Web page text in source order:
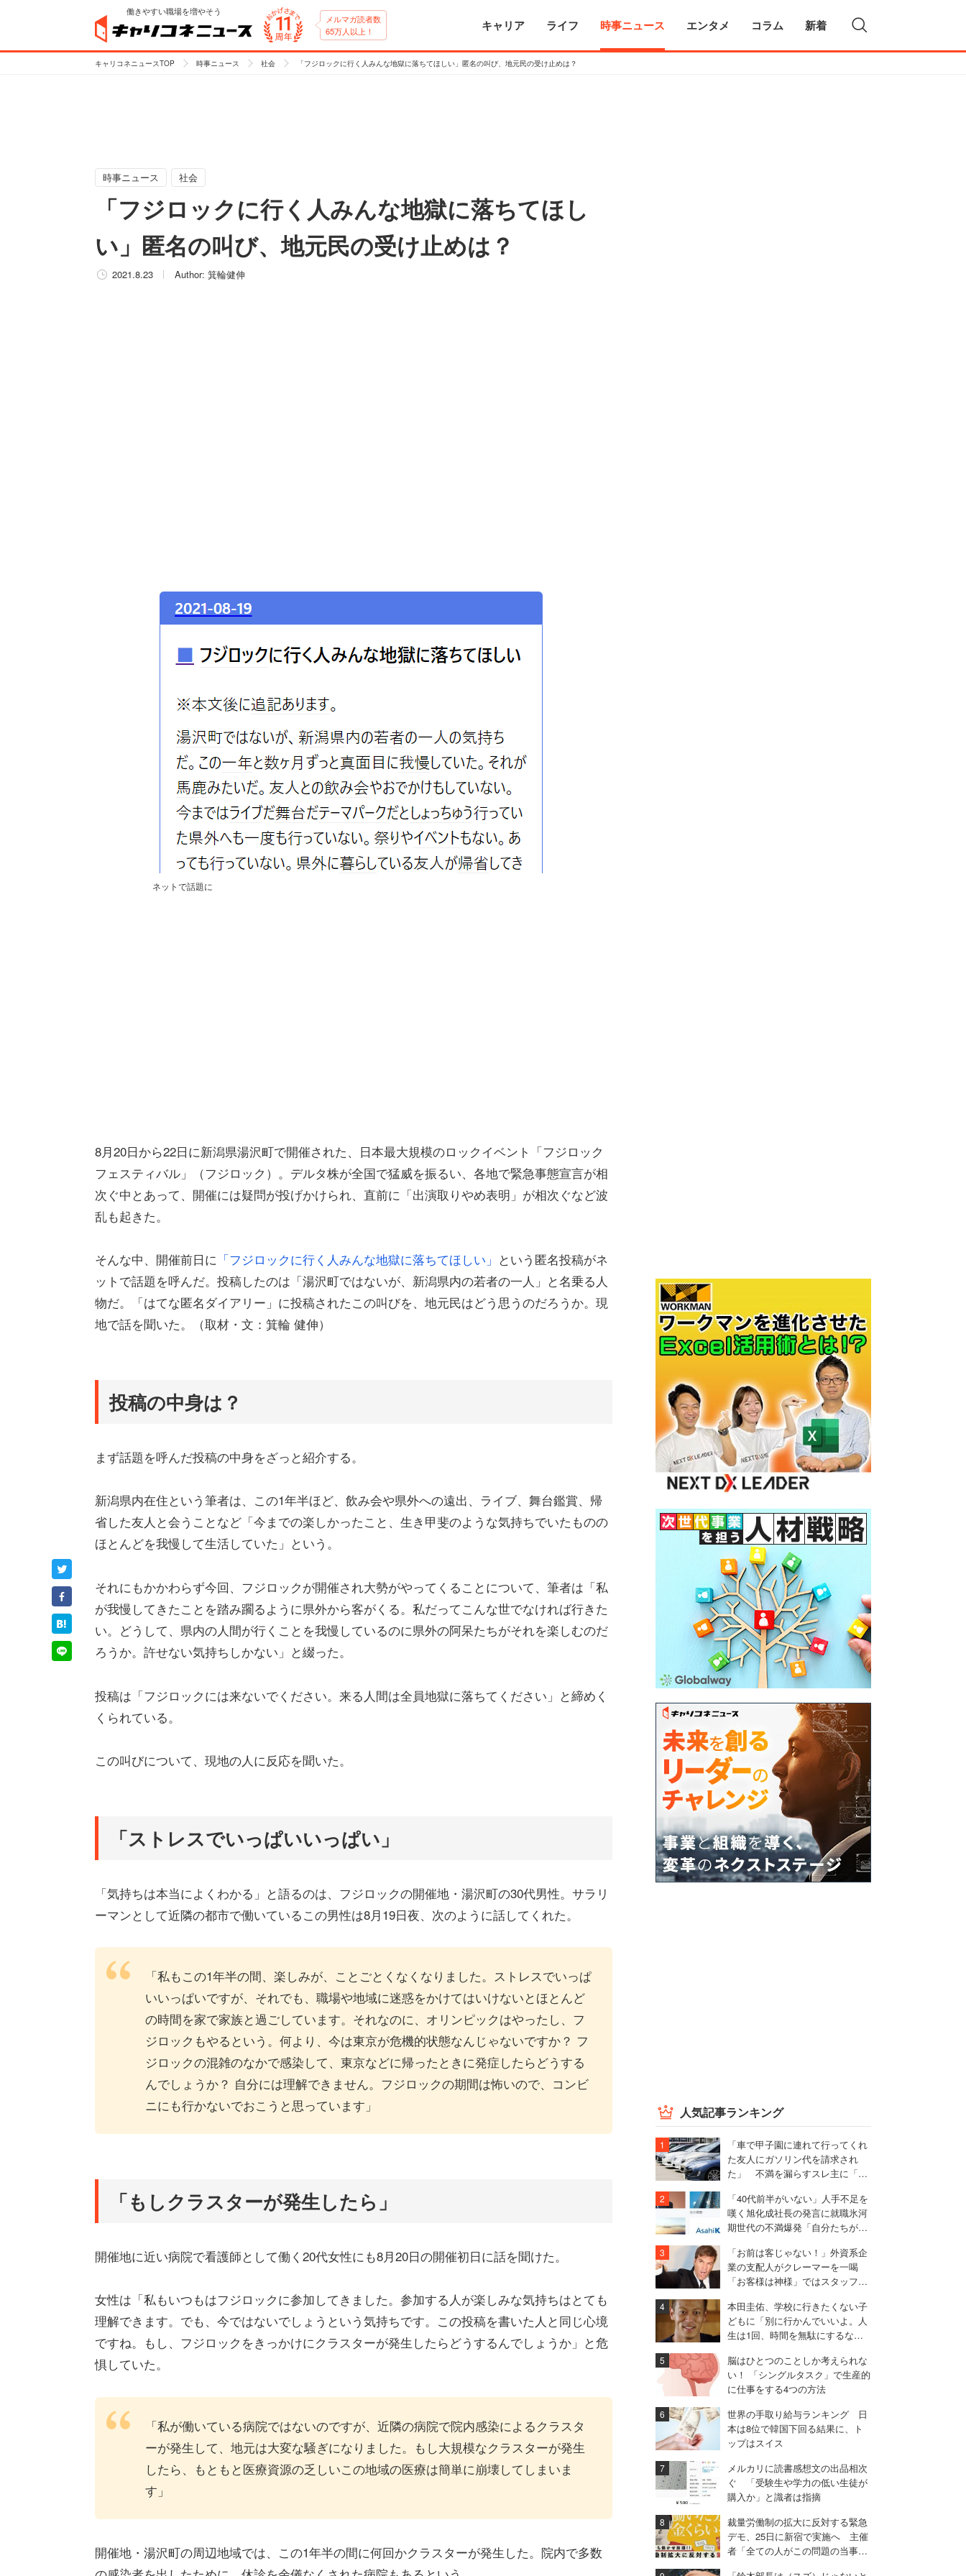
働きやすい職場を増やそう
メルマガ読者数
65万人以上！
キャリア ライフ 時事ニュース エンタメ コラム 新着
キャリコネニュースTOP 時事ニュース 社会 「フジロックに行く人みんな地獄に落ちてほしい」匿名の叫び、地元民の受け止めは？
時事ニュース 社会
「フジロックに行く人みんな地獄に落ちてほし
い」匿名の叫び、地元民の受け止めは？
2021.8.23 Author: 箕輪健伸
ネットで話題に
8月20日から22日に新潟県湯沢町で開催された、日本最大規模のロックイベント「フジロック
フェスティバル」（フジロック）。デルタ株が全国で猛威を振るい、各地で緊急事態宣言が相
次ぐ中とあって、開催には疑問が投げかけられ、直前に「出演取りやめ表明」が相次ぐなど波
乱も起きた。
そんな中、開催前日に 「フジロックに行く人みんな地獄に落ちてほしい」 という匿名投稿がネ
ットで話題を呼んだ。投稿したのは「湯沢町ではないが、新潟県内の若者の一人」と名乗る人
物だ。「はてな匿名ダイアリー」に投稿されたこの叫びを、地元民はどう思うのだろうか。現
地で話を聞いた。（取材・文：箕輪 健伸）
投稿の中身は？
まず話題を呼んだ投稿の中身をざっと紹介する。
新潟県内在住という筆者は、この1年半ほど、飲み会や県外への遠出、ライブ、舞台鑑賞、帰
省した友人と会うことなど「今までの楽しかったこと、生き甲斐のような気持ちでいたものの
ほとんどを我慢して生活していた」という。
それにもかかわらず今回、フジロックが開催され大勢がやってくることについて、筆者は「私
が我慢してきたことを踏み躙るように県外から客がくる。私だってこんな世でなければ行きた
い。どうして、県内の人間が行くことを我慢しているのに県外の阿呆たちがそれを楽しむのだ
ろうか。許せない気持ちしかない」と綴った。
投稿は「フジロックには来ないでください。来る人間は全員地獄に落ちてください」と締めく
くられている。
この叫びについて、現地の人に反応を聞いた。
「ストレスでいっぱいいっぱい」
「気持ちは本当によくわかる」と語るのは、フジロックの開催地・湯沢町の30代男性。サラリ
ーマンとして近隣の都市で働いているこの男性は8月19日夜、次のように話してくれた。
「私もこの1年半の間、楽しみが、ことごとくなくなりました。ストレスでいっぱ
いいっぱいですが、それでも、職場や地域に迷惑をかけてはいけないとほとんど
の時間を家で家族と過ごしています。それなのに、オリンピックはやったし、フ
ジロックもやるという。何より、今は東京が危機的状態なんじゃないですか？ フ
ジロックの混雑のなかで感染して、東京などに帰ったときに発症したらどうする
んでしょうか？ 自分には理解できません。フジロックの期間は怖いので、コンビ
ニにも行かないでおこうと思っています」
「もしクラスターが発生したら」
開催地に近い病院で看護師として働く20代女性にも8月20日の開催初日に話を聞けた。
女性は「私もいつもはフジロックに参加してきました。参加する人が楽しみな気持ちはとても
理解できます。でも、今ではないでしょうという気持ちです。この投稿を書いた人と同じ心境
ですね。もし、フジロックをきっかけにクラスターが発生したらどうするんでしょうか」と危
惧していた。
「私が働いている病院ではないのですが、近隣の病院で院内感染によるクラスタ
ーが発生して、地元は大変な騒ぎになりました。もし大規模なクラスターが発生
したら、もともと医療資源の乏しいこの地域の医療は簡単に崩壊してしまいま
す」
開催地・湯沢町の周辺地域では、この1年半の間に何回かクラスターが発生した。院内で多数
人気記事ランキング
「車で甲子園に連れて行ってくれ
た友人にガソリン代を請求され
た」 不満を漏らすスレ主に「言
「40代前半がいない」人手不足を
嘆く旭化成社長の発言に就職氷河
期世代の不満爆発「自分たちが採
前」
「お前は客じゃない！」外資系企
業の支配人がクレーマーを一喝
「お客様は神様」ではスタッフを
本田圭佑、学校に行きたくない子
どもに「別に行かんでいいよ。人
生は1回、時間を無駄にするな」
脳はひとつのことしか考えられな
い！ 「シングルタスク」で生産的
に仕事をする4つの方法
世界の手取り給与ランキング 日
本は8位で韓国下回る結果に、ト
ップはスイス
メルカリに読書感想文の出品相次
ぐ 「受験生や学力の低い生徒が
購入か」と識者は指摘
裁量労働制の拡大に反対する緊急
デモ、25日に新宿で実施へ 主催
者「全ての人がこの問題の当事者